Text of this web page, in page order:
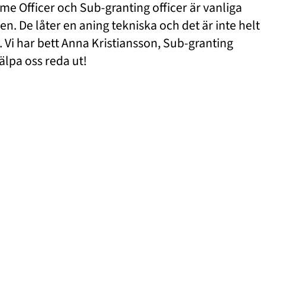
Officer och Sub-granting officer är vanliga
De låter en aning tekniska och det är inte helt
har bett Anna Kristiansson, Sub-granting
oss reda ut!